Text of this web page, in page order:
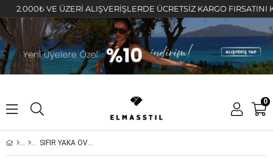
VE ÜZERİ ALIŞVERİŞLERDE ÜCRETSİZ KARGO FIRSATINI
0
SIFIR YAKA OVERSIZE CROP T-SHIRT